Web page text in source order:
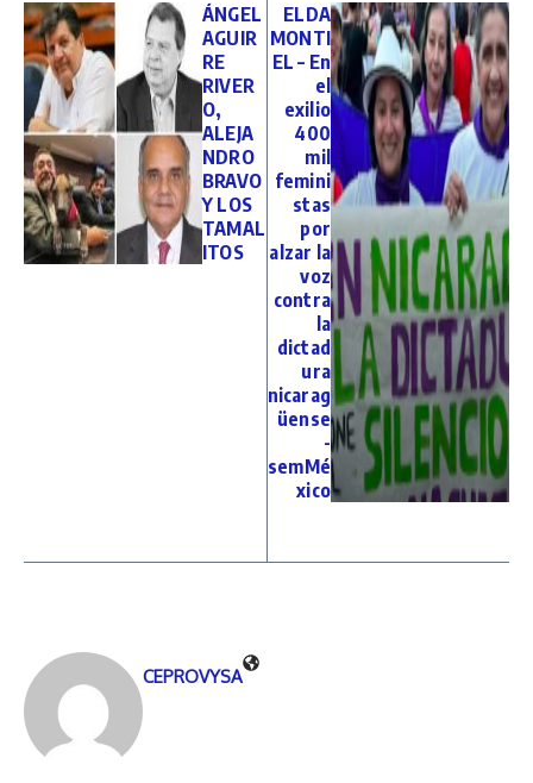
ÁNGEL
AGUIR
RE
RIVER
O,
ALEJA
NDRO
BRAVO
Y LOS
TAMAL
ITOS
ELDA
MONTI
EL – En
el
exilio
400
mil
femini
stas
por
alzar la
voz
contra
la
dictad
ura
nicarag
üense
-
semMé
xico
CEPROVYSA